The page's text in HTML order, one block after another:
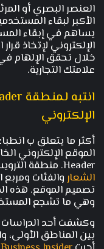
العنصر البصري أو
الأكبر لبقاء
يساهم في إبقاء
الإلكتروني لإتخاذ
خلال تحقق الإلهام
علامتك التجارية.
الإلكتروني
أكثر ما يتعلق ب
الموقع الإلكتروني
Header. منطقة الترويسة أو التنقل في الموقع يكون فيها
الشعار والفئات
تصميم الموقع. هذه
وهي ما تشجع
وكشفت أحد الدراسات
بين المناطق